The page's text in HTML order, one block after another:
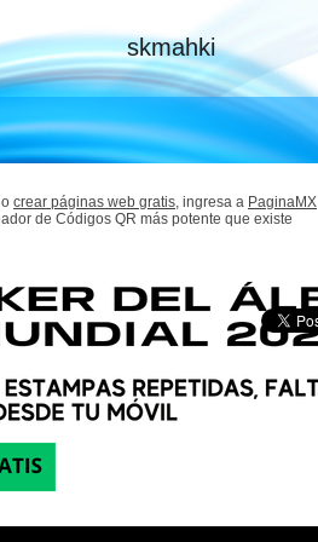
skmahki
o crear páginas web gratis, ingresa a PaginaMX
de Códigos QR más potente que existe